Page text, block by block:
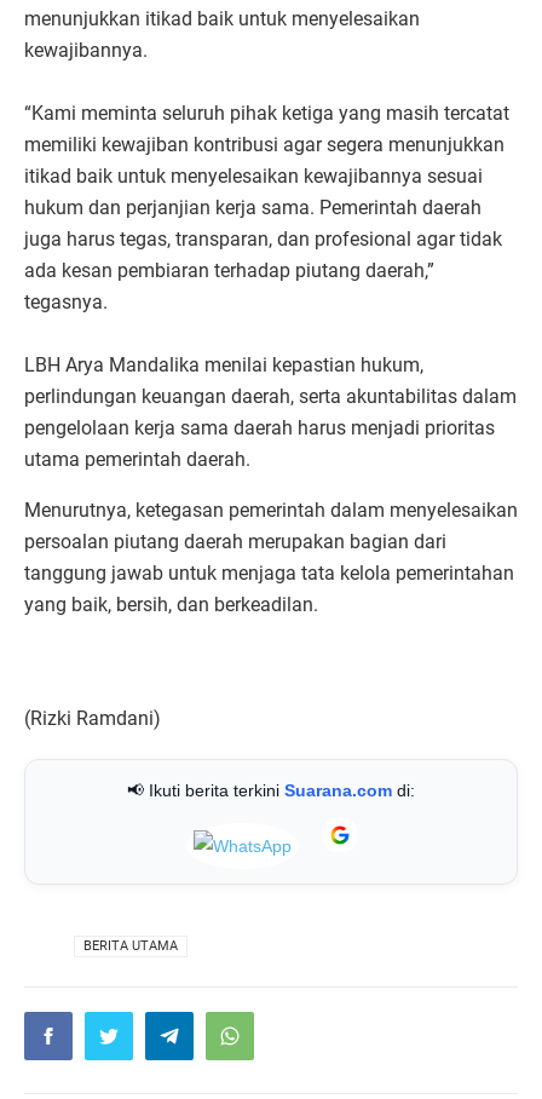
menunjukkan itikad baik untuk menyelesaikan
kewajibannya.
“Kami meminta seluruh pihak ketiga yang masih tercatat
memiliki kewajiban kontribusi agar segera menunjukkan
itikad baik untuk menyelesaikan kewajibannya sesuai
hukum dan perjanjian kerja sama. Pemerintah daerah
juga harus tegas, transparan, dan profesional agar tidak
ada kesan pembiaran terhadap piutang daerah,”
tegasnya.
LBH Arya Mandalika menilai kepastian hukum,
perlindungan keuangan daerah, serta akuntabilitas dalam
pengelolaan kerja sama daerah harus menjadi prioritas
utama pemerintah daerah.
Menurutnya, ketegasan pemerintah dalam menyelesaikan
persoalan piutang daerah merupakan bagian dari
tanggung jawab untuk menjaga tata kelola pemerintahan
yang baik, bersih, dan berkeadilan.
(Rizki Ramdani)
📢 Ikuti berita terkini Suarana.com di:
BERITA UTAMA